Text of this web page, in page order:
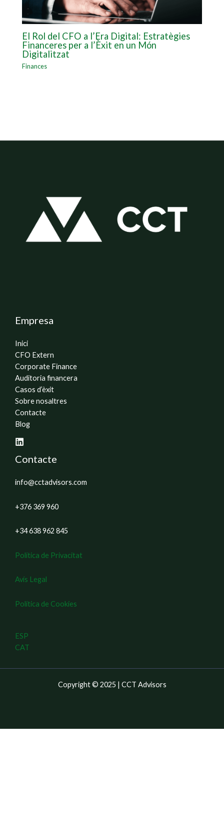
El Rol del CFO a l’Era Digital: Estratègies
Financeres per a l’Èxit en un Món
Digitalitzat
Finances
Empresa
Inici
CFO Extern
Corporate Finance
Auditoria financera
Casos d’èxit
Sobre nosaltres
Contacte
Blog
Contacte
info@cctadvisors.com
+376 369 960
+34 638 962 845
Política de Privacitat
Avís Legal
Política de Cookies
ESP
CAT
Copyright © 2025 | CCT Advisors